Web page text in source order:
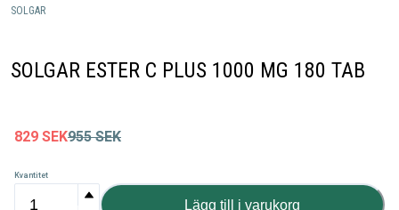
SOLGAR
SOLGAR ESTER C PLUS 1000 MG 180 TAB
829 SEK955 SEK
Kvantitet
Lägg till i varukorg